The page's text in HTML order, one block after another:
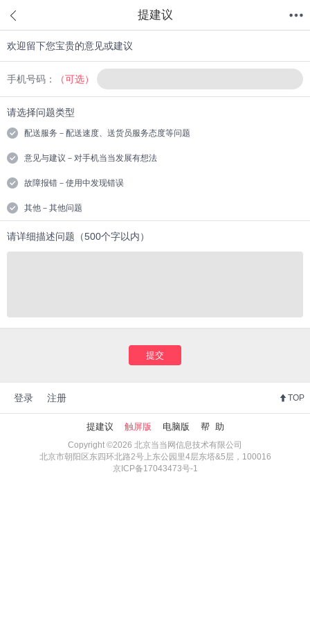
提建议
欢迎留下您宝贵的意见或建议
手机号码： （可选）
请选择问题类型
配送服务－配送速度、送货员服务态度等问题
意见与建议－对手机当当发展有想法
故障报错－使用中发现错误
其他－其他问题
请详细描述问题（500个字以内）
提交
登录 注册 TOP
提建议 触屏版 电脑版 帮 助
Copyright ©2026 北京当当网信息技术有限公司
北京市朝阳区东四环北路2号上东公园里4层东塔&5层，100016
京ICP备17043473号-1